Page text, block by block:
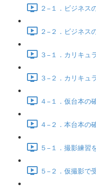
２−１．ビジネス
２−２．ビジネス
３−１．カリキュ
３−２．カリキュ
４−１．仮台本の
４−２．本台本の
５−１．撮影練習
５−２．仮撮影で